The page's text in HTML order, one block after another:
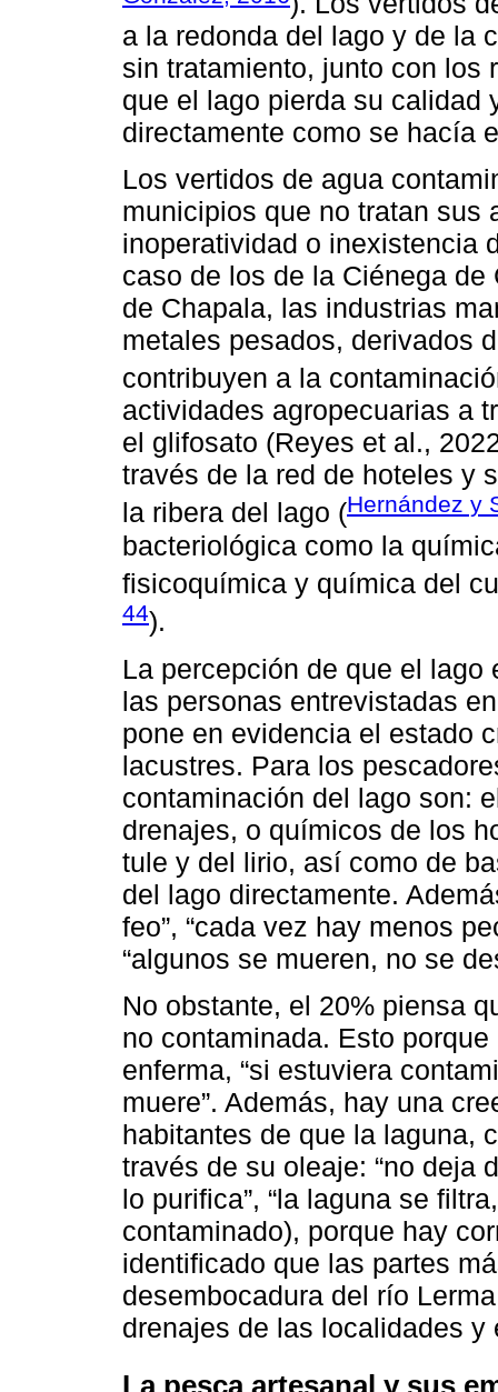
a la redonda del lago y de la
sin tratamiento, junto con los
que el lago pierda su calidad
directamente como se hacía
Los vertidos de agua
municipios que no tratan sus
inoperatividad o inexistencia
caso de los de la Ciénega
de Chapala, las industrias
metales pesados, derivados
contribuyen a la
actividades agropecuarias a
el glifosato (Reyes et al.,
través de la red de hoteles y
la ribera del lago (Hernández y
bacteriológica como la
fisicoquímica y química del
44).
La percepción de que el
las personas entrevistadas
pone en evidencia el estado
lacustres. Para los
contaminación del lago son:
drenajes, o químicos de los
tule y del lirio, así como de
del lago directamente.
feo”, “cada vez hay menos
“algunos se mueren, no se
No obstante, el 20% piensa
no contaminada. Esto
enferma, “si estuviera
muere”. Además, hay una
habitantes de que la laguna,
través de su oleaje: “no deja
lo purifica”, “la laguna se
contaminado), porque hay
identificado que las partes
desembocadura del río
drenajes de las localidades y